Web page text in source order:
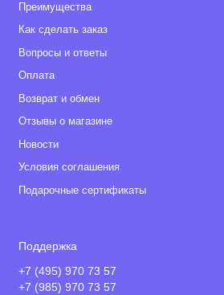
Преимущества
Как сделать заказ
Вопросы и ответы
Оплата
Возврат и обмен
Отзывы о магазине
Новости
Условия соглашения
Подарочные сертификаты
Поддержка
+7 (495) 970 73 57
+7 (985) 970 73 57